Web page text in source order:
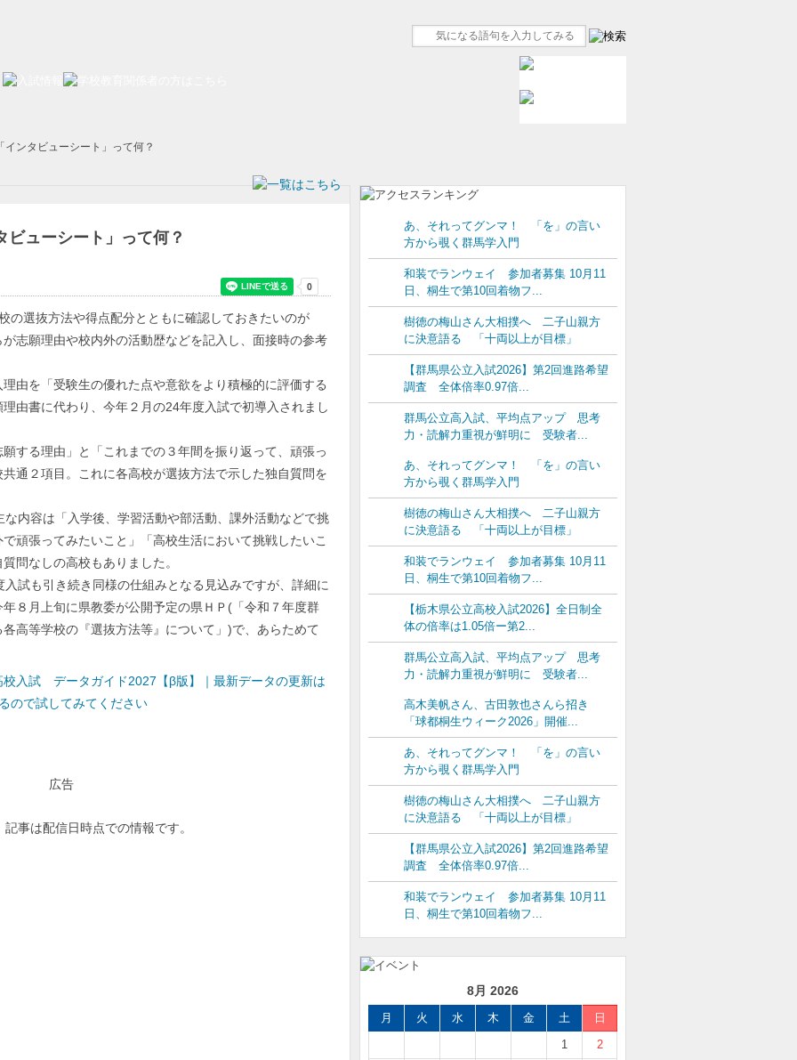
ンタビューシート」って何？
ューシート」って何？
の選抜方法や得点配分とともに確認しておきたいのが
が志願理由や校内外の活動歴などを記入し、面接時の参考
由を「受験生の優れた点や意欲をより積極的に評価する
由書に代わり、今年２月の24年度入試で初導入されまし
する理由」と「これまでの３年間を振り返って、頑張っ
通２項目。これに各高校が選抜方法で示した独自質問を
内容は「入学後、学習活動や部活動、課外活動などで挑
頑張ってみたいこと」「高校生活において挑戦したいこ
問なしの高校もありました。
試も引き続き同様の仕組みとなる見込みですが、詳細に
８月上旬に県教委が公開予定の県ＨＰ(「令和７年度群
高等学校の『選抜方法等』について」)で、あらためて
校入試 データガイド2027【β版】｜最新データの更新は
ので試してみてください
広告
事は配信日時点での情報です。
あ、それってグンマ！ 「を」の言い
方から覗く群馬学入門
和装でランウェイ 参加者募集 10月11
日、桐生で第10回着物フ...
樹徳の梅山さん大相撲へ 二子山親方
に決意語る 「十両以上が目標」
【群馬県公立入試2026】第2回進路希望
調査 全体倍率0.97倍...
群馬公立高入試、平均点アップ 思考
力・読解力重視が鮮明に 受験者...
あ、それってグンマ！ 「を」の言い
方から覗く群馬学入門
樹徳の梅山さん大相撲へ 二子山親方
に決意語る 「十両以上が目標」
和装でランウェイ 参加者募集 10月11
日、桐生で第10回着物フ...
【栃木県公立高校入試2026】全日制全
体の倍率は1.05倍ー第2...
群馬公立高入試、平均点アップ 思考
力・読解力重視が鮮明に 受験者...
高木美帆さん、古田敦也さんら招き
「球都桐生ウィーク2026」開催...
あ、それってグンマ！ 「を」の言い
方から覗く群馬学入門
樹徳の梅山さん大相撲へ 二子山親方
に決意語る 「十両以上が目標」
【群馬県公立入試2026】第2回進路希望
調査 全体倍率0.97倍...
和装でランウェイ 参加者募集 10月11
日、桐生で第10回着物フ...
8月 2026
月 火 水 木 金 土
日
1
2